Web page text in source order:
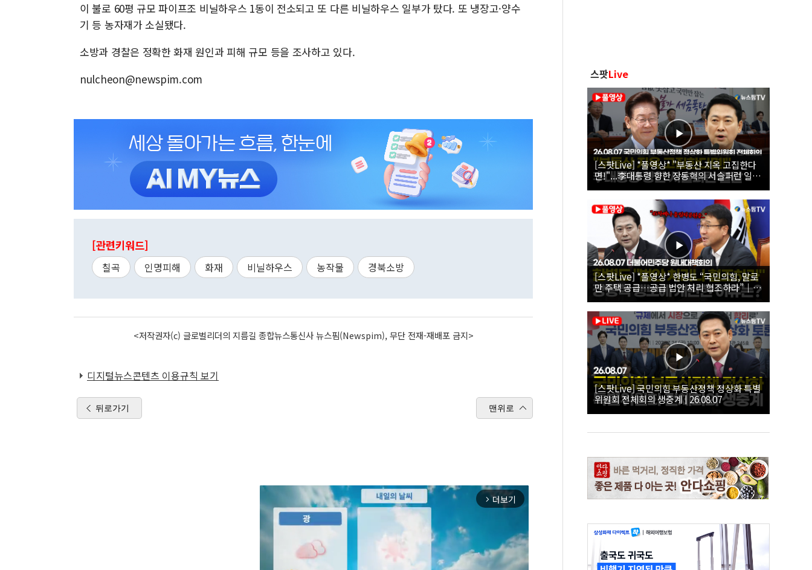
이 불로 60평 규모 파이프조 비닐하우스 1동이 전소되고 또 다른 비닐하우스 일부가 탔다. 또 냉장고·양수
기 등 농자재가 소실됐다.
소방과 경찰은 정확한 화재 원인과 피해 규모 등을 조사하고 있다.
nulcheon@newspim.com
[관련키워드]
칠곡 인명피해 화재 비닐하우스 농작물 경북소방
<저작권자(c) 글로벌리더의 지름길 종합뉴스통신사 뉴스핌(Newspim), 무단 전재-재배포 금지>
디지털뉴스콘텐츠 이용규칙 보기
뒤로가기 맨위로
arrow_forward_ios 더보기
스팟Live
[스팟Live] *풀영상* "부동산 지옥 고집한다
면!"...李대통령 향한 장동혁의 서슬퍼런 일갈
| 26.08.07 국민의힘 부동산정책 정상화 특별
위원회 전체회의
[스팟Live] *풀영상* 한병도 “국민의힘, 말로
만 주택 공급…공급 법안 처리 협조하라”｜
26.08.07 더불어민주당 원내대책회의
[스팟Live] 국민의힘 부동산정책 정상화 특별
위원회 전체회의 생중계 | 26.08.07